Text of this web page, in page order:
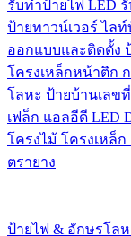
รับทําป้ายไฟ LED
ป้ายทาวน์เวอร์ ไล
ออกแบบและติดตั้ง
โครงเหล็กหน้าตึก
โลหะ ป้ายบ้านเลข
เฟล็ก แอลอีดี LED
โครงไม้ โครงเหล็ก
ตรายาง
ป้ายไฟ & อักษรโลห